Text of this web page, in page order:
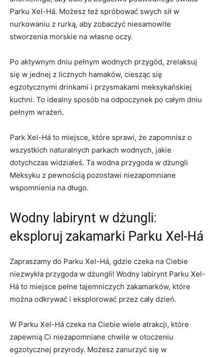
Parku Xel-Há. Możesz też‍ spróbować swych sił w‍
nurkowaniu ⁢z rurką, aby zobaczyć ⁣niesamowite
⁤stworzenia morskie‌ na własne ‌oczy.
Po aktywnym⁢ dniu pełnym wodnych przygód, zrelaksuj
się w jednej z licznych hamaków, ciesząc się
egzotycznymi drinkami​ i przysmakami meksykańskiej
kuchni. To idealny sposób na‌ odpoczynek po całym‍ dniu
pełnym wrażeń.
Park Xel-Há to ⁤miejsce, ⁢które sprawi, że zapomnisz o
wszystkich naturalnych parkach wodnych,⁢ jakie
dotychczas widziałeś.⁣ Ta wodna przygoda w dżungli
Meksyku z‌ pewnością pozostawi niezapomniane
wspomnienia na długo.
Wodny labirynt‌ w⁤ dżungli:
eksploruj zakamarki‍ Parku Xel-Há
Zapraszamy do Parku Xel-Há,‌ gdzie czeka na Ciebie⁣
niezwykła przygoda w dżungli! Wodny‍ labirynt ⁤Parku ​Xel-
Há‌ to miejsce‍ pełne tajemniczych zakamarków, które
można⁢ odkrywać ⁢i eksplorować przez cały dzień.
W Parku Xel-Há czeka na⁣ Ciebie wiele atrakcji, ⁢które‌
zapewnią Ci niezapomniane chwile w⁢ otoczeniu
egzotycznej przyrody. Możesz ‍zanurzyć się w